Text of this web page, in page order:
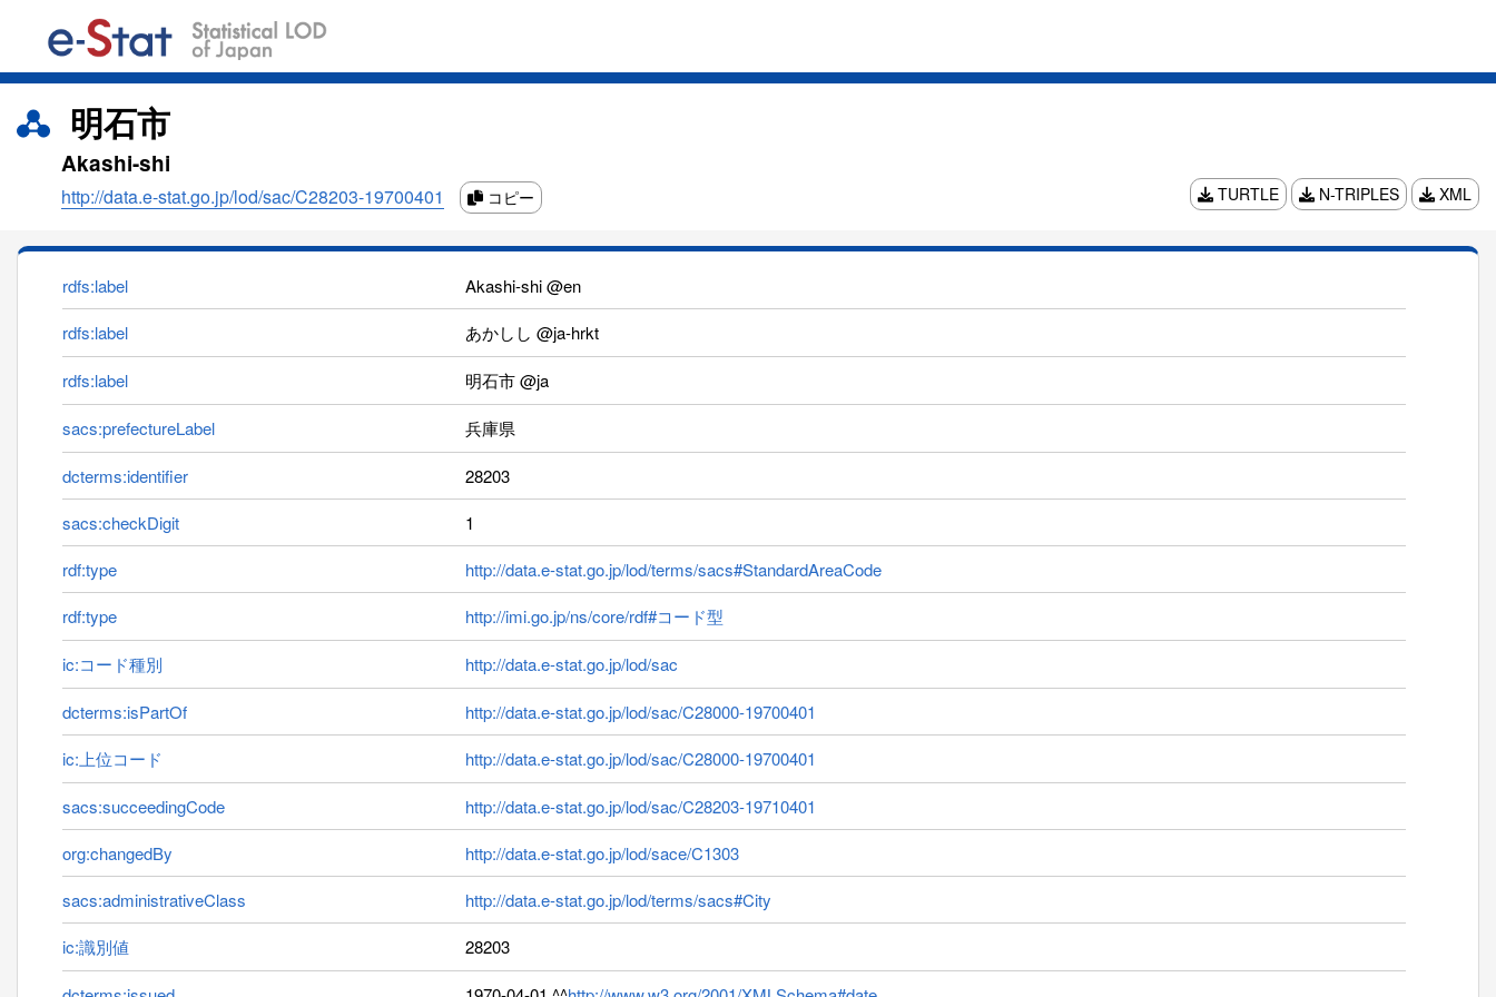
明石市
Akashi-shi
http://data.e-stat.go.jp/lod/sac/C28203-19700401 コピー TURTLE N-TRIPLES XML
rdfs:label
Akashi-shi @en
rdfs:label
あかしし @ja-hrkt
rdfs:label 明石市 @ja
sacs:prefectureLabel 兵庫県
dcterms:identifier
28203
sacs:checkDigit
1
rdf:type
http://data.e-stat.go.jp/lod/terms/sacs#StandardAreaCode
rdf:type
http://imi.go.jp/ns/core/rdf#コード型
ic:コード種別 http://data.e-stat.go.jp/lod/sac
dcterms:isPartOf
http://data.e-stat.go.jp/lod/sac/C28000-19700401
ic:上位コード
http://data.e-stat.go.jp/lod/sac/C28000-19700401
sacs:succeedingCode
http://data.e-stat.go.jp/lod/sac/C28203-19710401
org:changedBy
http://data.e-stat.go.jp/lod/sace/C1303
sacs:administrativeClass
http://data.e-stat.go.jp/lod/terms/sacs#City
ic:識別値
28203